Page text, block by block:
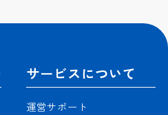
サービスについて
運営サポート